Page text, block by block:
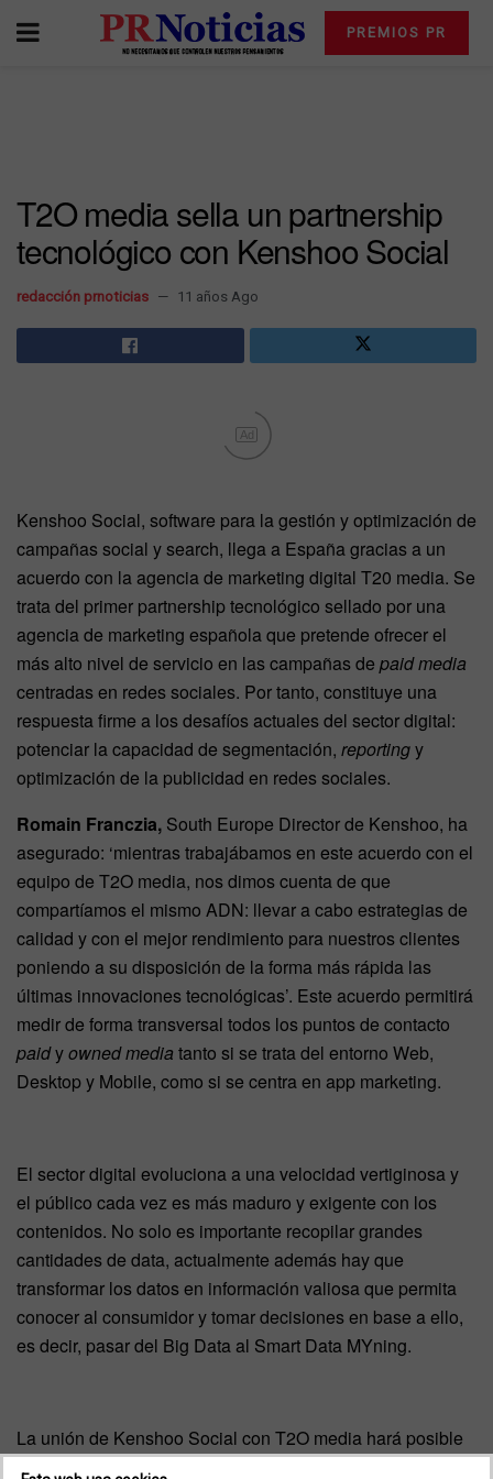
PREMIOS PR
T2O media sella un partnership
tecnológico con Kenshoo Social
redacción prnoticias 11 años Ago
Ad
Kenshoo Social, software para la gestión y optimización de
campañas social y search, llega a España gracias a un
acuerdo con la agencia de marketing digital T20 media. Se
trata del primer partnership tecnológico sellado por una
agencia de marketing española que pretende ofrecer el
más alto nivel de servicio en las campañas de paid media
centradas en redes sociales. Por tanto, constituye una
respuesta firme a los desafíos actuales del sector digital:
potenciar la capacidad de segmentación, reportingy
optimización de la publicidad en redes sociales.
Romain Franczia, South Europe Director de Kenshoo, ha
asegurado: ‘mientras trabajábamos en este acuerdo con el
equipo de T2O media, nos dimos cuenta de que
compartíamos el mismo ADN: llevar a cabo estrategias de
calidad y con el mejor rendimiento para nuestros clientes
poniendo a su disposición de la forma más rápida las
últimas innovaciones tecnológicas’. Este acuerdo permitirá
medir de forma transversal todos los puntos de contacto
paidyowned media tanto si se trata del entorno Web,
Desktop y Mobile, como si se centra en app marketing.
El sector digital evoluciona a una velocidad vertiginosa y
el público cada vez es más maduro y exigente con los
contenidos. No solo es importante recopilar grandes
cantidades de data, actualmente además hay que
transformar los datos en información valiosa que permita
conocer al consumidor y tomar decisiones en base a ello,
es decir, pasar del Big Data al Smart Data MYning.
La unión de Kenshoo Social con T2O media hará posible
retroalimentar las campañas con información externa, por